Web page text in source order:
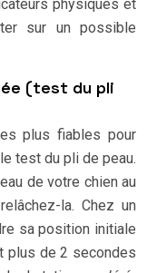
physiques et
sur un possible
(test du pli
plus fiables pour
test du pli de peau.
de votre chien au
la. Chez un
sa position initiale
plus de 2 secondes